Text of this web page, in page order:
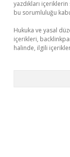
yazdıkları
bu sorumluluğu
Hukuka ve yasal
içerikleri,
halinde, ilgili